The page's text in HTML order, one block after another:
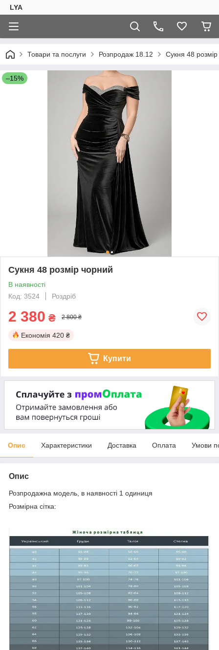
LYA
Товари та послуги Розпродаж 18.12 Сукня 48
–15%
Сукня 48 розмір чорний
В наявності
Код: 3524
Роздріб
2 380 ₴ 2 800 ₴
Економія 420 ₴
Купити
Опис Характеристики Доставка Оплата Умови
Опис
Розпродажна модель, в наявності 1 одиниця
Розмірна сітка: